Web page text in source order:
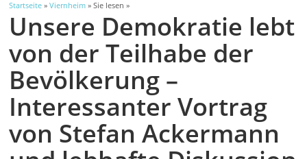
Startseite »Viernheim » Sie lesen »
Unsere Demokratie lebt
von der Teilhabe der
Bevölkerung –
Interessanter Vortrag
von Stefan Ackermann